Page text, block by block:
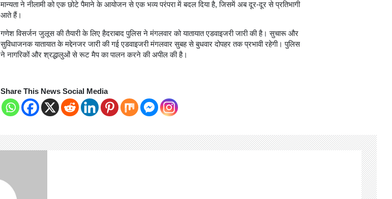
मान्यता ने नीलामी को एक छोटे पैमाने के आयोजन से एक भव्य परंपरा में बदल दिया है, जिसमें अब दूर-दूर से प्रतिभागी
आते हैं।
गणेश विसर्जन जुलूस की तैयारी के लिए हैदराबाद पुलिस ने मंगलवार को यातायात एडवाइजरी जारी की है। सुचारू और
सुविधाजनक यातायात के मद्देनजर जारी की गई एडवाइजरी मंगलवार सुबह से बुधवार दोपहर तक प्रभावी रहेगी। पुलिस
ने नागरिकों और श्रद्धालुओं से रूट मैप का पालन करने की अपील की है।
Share This News Social Media